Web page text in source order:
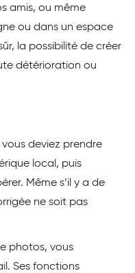
amis, ou même
ou dans un espace
la possibilité de créer
détérioration ou
vous deviez prendre
local, puis
Même s’il y a de
ne soit pas
photos, vous
Ses fonctions